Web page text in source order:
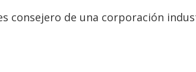
consejero de una corporación